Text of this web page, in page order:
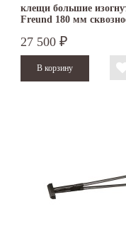
клещи большие
Freund 180 мм
27 500 ₽